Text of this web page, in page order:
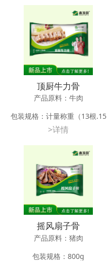
储存条件：-18℃以下冷冻储藏12
个月
顶厨牛力骨
产品原料：牛肉
包装规格：计量称重（13根.15
根.17根）
应用方法：加热、油炸、烧烤、
储存条件：-18℃以下冷冻储藏12
个月
>详情
摇风扇子骨
产品原料：猪肉
包装规格：800g